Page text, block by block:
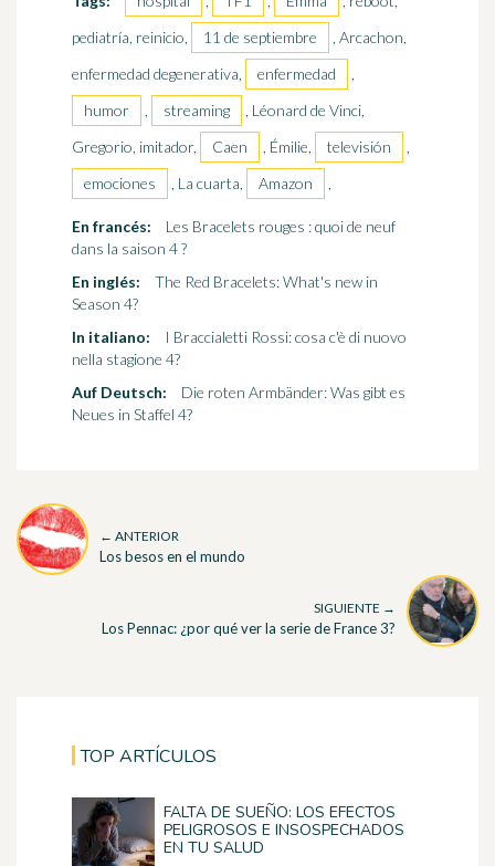
pediatría, reinicio,
11 de septiembre
, Arcachon,
enfermedad degenerativa,
enfermedad
,
humor
, streaming
, Léonard de Vinci,
Gregorio, imitador,
Caen , Émilie, televisión
,
emociones
, La cuarta, Amazon ,
En francés:
Les Bracelets rouges : quoi de neuf
dans la saison 4 ?
En inglés:
The Red Bracelets: What's new in
Season 4?
In italiano:
I Braccialetti Rossi: cosa c'è di nuovo
nella stagione 4?
Auf Deutsch:
Die roten Armbänder: Was gibt es
Neues in Staffel 4?
← ANTERIOR
Los besos en el mundo
SIGUIENTE →
Los Pennac: ¿por qué ver la serie de France 3?
TOP ARTÍCULOS
FALTA DE SUEÑO: LOS EFECTOS
PELIGROSOS E INSOSPECHADOS
EN TU SALUD